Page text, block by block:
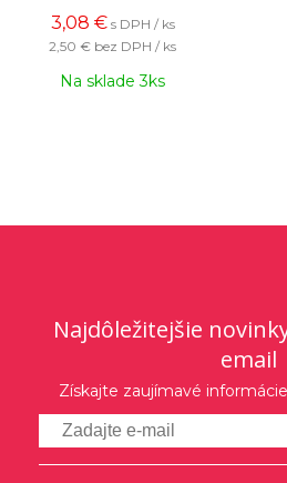
3,08 € s DPH / ks
2,50 € bez DPH / ks
Na sklade 3ks
Najdôležitejšie
email
Získajte zaujímavé